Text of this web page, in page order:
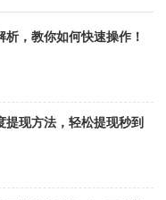
，教你如何快速操作！
现方法，轻松提现秒到